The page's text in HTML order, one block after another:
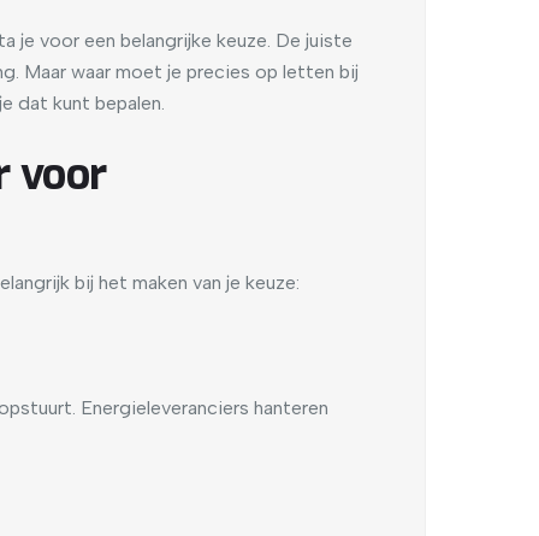
je voor een belangrijke keuze. De juiste
Maar waar moet je precies op letten bij
dat kunt bepalen.
voor
bij het maken van je keuze:
Energieleveranciers hanteren